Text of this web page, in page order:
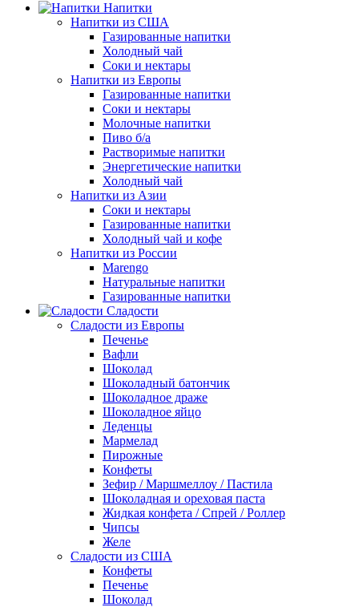
Напитки
Напитки из США
Газированные напитки
Холодный чай
Соки и нектары
Напитки из Европы
Газированные напитки
Соки и нектары
Молочные напитки
Пиво б/а
Растворимые напитки
Энергетические напитки
Холодный чай
Напитки из Азии
Соки и нектары
Газированные напитки
Холодный чай и кофе
Напитки из России
Marengo
Натуральные напитки
Газированные напитки
Сладости
Сладости из Европы
Печенье
Вафли
Шоколад
Шоколадный батончик
Шоколадное драже
Шоколадное яйцо
Леденцы
Мармелад
Пирожные
Конфеты
Зефир / Маршмеллоу / Пастила
Шоколадная и ореховая паста
Жидкая конфета / Спрей / Роллер
Чипсы
Желе
Сладости из США
Конфеты
Печенье
Шоколад